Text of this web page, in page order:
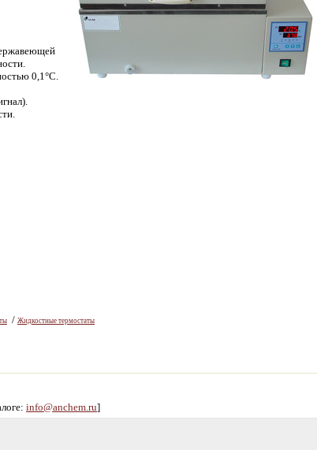
0,1°С.
/ Жидкостные термостаты
info@anchem.ru]